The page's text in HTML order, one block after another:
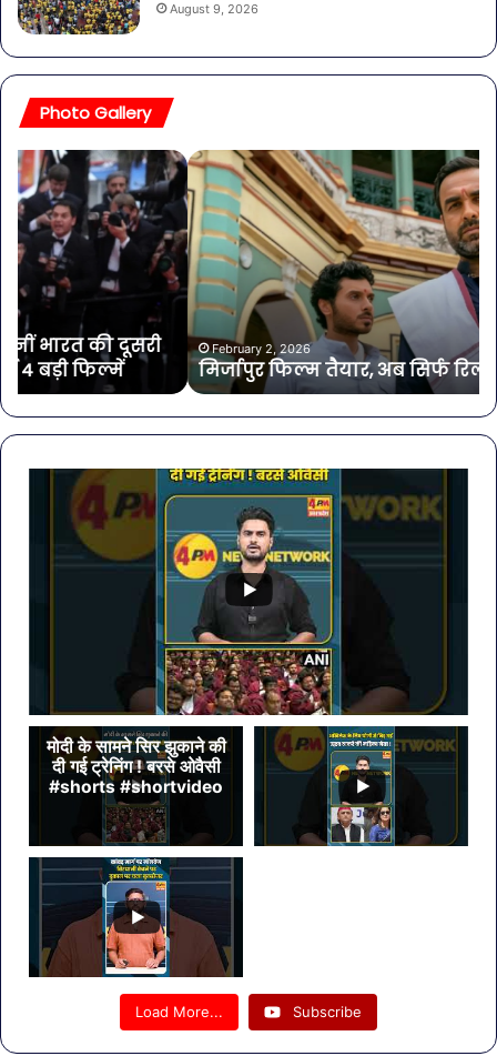
August 9, 2026
Photo Gallery
मिर्जापुर
फिल्म
तैयार,
अब
सिर्फ
रिलीज
डेट
का
इंतजारFebruary 2, 2026
मिर्जापुर फिल्म तैयार, अब सिर्फ रिलीज डेट का इंतजार
नशे
के
यूथ
विंग
भरी
में
यूथ
मोदी के सामने सिर झुकाने की
दी गई ट्रेनिंग ! बरसे ओवैसी
#shorts #shortvideo
Load More... Subscribe